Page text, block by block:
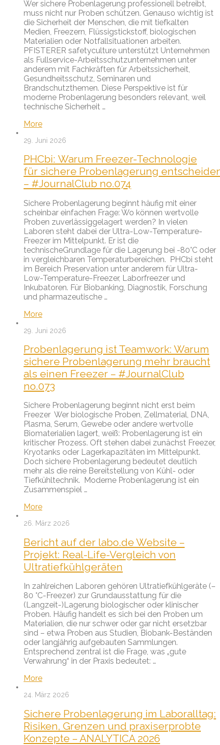
Wer sichere Probenlagerung professionell betreibt,
muss nicht nur Proben schützen. Genauso wichtig ist
die Sicherheit der Menschen, die mit tiefkalten
Medien, Freezern, Flüssigstickstoff, biologischen
Materialien oder Notfallsituationen arbeiten.
PFISTERER safetyculture unterstützt Unternehmen
als Fullservice-Arbeitsschutzunternehmen unter
anderem mit Fachkräften für Arbeitssicherheit,
Gesundheitsschutz, Seminaren und
Brandschutzthemen. Diese Perspektive ist für
moderne Probenlagerung besonders relevant, weil
technische Sicherheit …
More
29. Juni 2026
PHCbi: Warum Freezer-Technologie
für sichere Probenlagerung
– #JournalClub no.074
Sichere Probenlagerung beginnt häufig mit einer
scheinbar einfachen Frage: Wo können wertvolle
Proben zuverlässiggelagert werden? In vielen
Laboren steht dabei der Ultra-Low-Temperature-
Freezer im Mittelpunkt. Er ist die
technischeGrundlage für die Lagerung bei -80°C oder
in vergleichbaren Temperaturbereichen. PHCbi steht
im Bereich Preservation unter anderem für Ultra-
Low-Temperature-Freezer, Laborfreezer und
Inkubatoren. Für Biobanking, Diagnostik, Forschung
und pharmazeutische …
More
29. Juni 2026
Probenlagerung ist Teamwork: Warum
sichere Probenlagerung mehr braucht
als einen Freezer – #JournalClub
no.073
Sichere Probenlagerung beginnt nicht erst beim
Freezer Wer biologische Proben, Zellmaterial, DNA,
Plasma, Serum, Gewebe oder andere wertvolle
Biomaterialien lagert, weiß: Probenlagerung ist ein
kritischer Prozess. Oft stehen dabei zunächst Freezer,
Kryotanks oder Lagerkapazitäten im Mittelpunkt.
Doch sichere Probenlagerung bedeutet deutlich
mehr als die reine Bereitstellung von Kühl- oder
Tiefkühltechnik. Moderne Probenlagerung ist ein
Zusammenspiel …
More
26. März 2026
Bericht auf der labo.de Website –
Projekt: Real-Life-Vergleich von
Ultratiefkühlgeräten
In zahlreichen Laboren gehören Ultratiefkühlgeräte (–
80 °C-Freezer) zur Grundausstattung für die
(Langzeit-)Lagerung biologischer oder klinischer
Proben. Häufig handelt es sich bei den Proben um
Materialien, die nur schwer oder gar nicht ersetzbar
sind – etwa Proben aus Studien, Biobank-Beständen
oder langjährig aufgebauten Sammlungen.
Entsprechend zentral ist die Frage, was „gute
Verwahrung“ in der Praxis bedeutet: …
More
24. März 2026
Sichere Probenlagerung im Laboralltag:
Risiken, Grenzen und praxiserprobte
Konzepte – ANALYTICA 2026